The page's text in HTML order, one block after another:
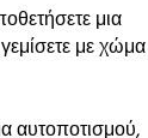
μια
με χώμα
αυτοποτισμού,